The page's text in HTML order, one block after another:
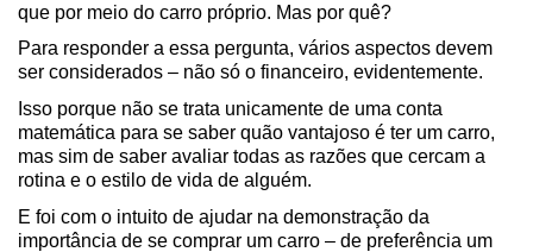
que por meio do carro próprio. Mas por quê?
Para responder a essa pergunta, vários aspectos devem
ser considerados – não só o financeiro, evidentemente.
Isso porque não se trata unicamente de uma conta
matemática para se saber quão vantajoso é ter um carro,
mas sim de saber avaliar todas as razões que cercam a
rotina e o estilo de vida de alguém.
E foi com o intuito de ajudar na demonstração da
importância de se comprar um carro – de preferência um